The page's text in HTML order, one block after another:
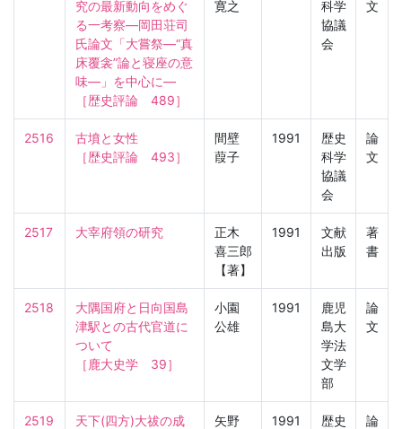
究の最新動向をめぐ
る一考察—岡田荘司
氏論文「大嘗祭—“真
床覆衾”論と寝座の意
味—」を中心に—
［歴史評論　489］
寛之
科学
協議
会
文
2516
古墳と女性
［歴史評論　493］
間壁
葭子
1991
歴史
科学
協議
会
論
文
2517 大宰府領の研究
正木
喜三郎
【著】
1991
文献
出版
著
書
2518
大隅国府と日向国島
津駅との古代官道に
ついて
［鹿大史学　39］
小園
公雄
1991
鹿児
島大
学法
文学
部
論
文
2519 天下(四方)大祓の成 矢野 1991 歴史 論